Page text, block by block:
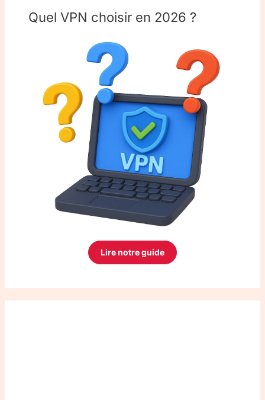
Quel VPN choisir en 2026 ?
Lire notre guide